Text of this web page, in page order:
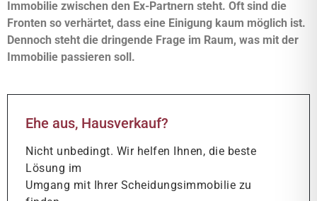
Immobilie zwischen den Ex-Partnern steht. Oft sind die
Fronten so verhärtet, dass eine Einigung kaum möglich ist.
Dennoch steht die dringende Frage im Raum, was mit der
Immobilie passieren soll.
Ehe aus, Hausverkauf?
Nicht unbedingt. Wir helfen Ihnen, die beste
Lösung im
Umgang mit Ihrer Scheidungsimmobilie zu